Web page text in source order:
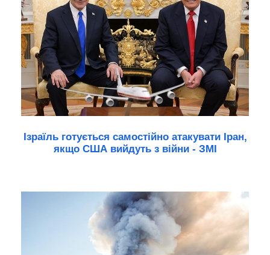
Ізраїль готується самостійно атакувати Іран,
якщо США вийдуть з війни - ЗМІ